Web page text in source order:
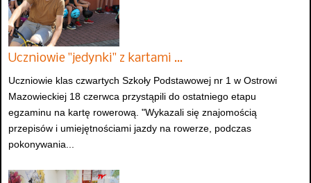
Uczniowie "jedynki" z kartami …
Uczniowie klas czwartych Szkoły Podstawowej nr 1 w Ostrowi
Mazowieckiej 18 czerwca przystąpili do ostatniego etapu
egzaminu na kartę rowerową. "Wykazali się znajomością
przepisów i umiejętnościami jazdy na rowerze, podczas
pokonywania...